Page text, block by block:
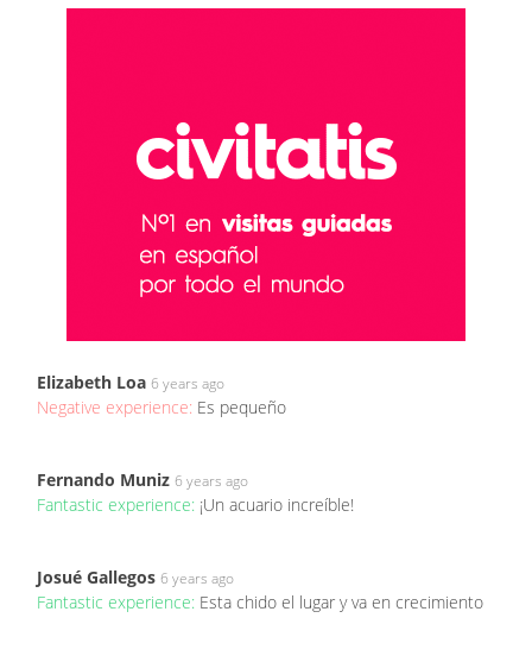
Elizabeth Loa 6 years ago
Negative experience: Es pequeño
Fernando Muniz 6 years ago
Fantastic experience: ¡Un acuario increíble!
Josué Gallegos 6 years ago
Fantastic experience: Esta chido el lugar y va en crecimiento